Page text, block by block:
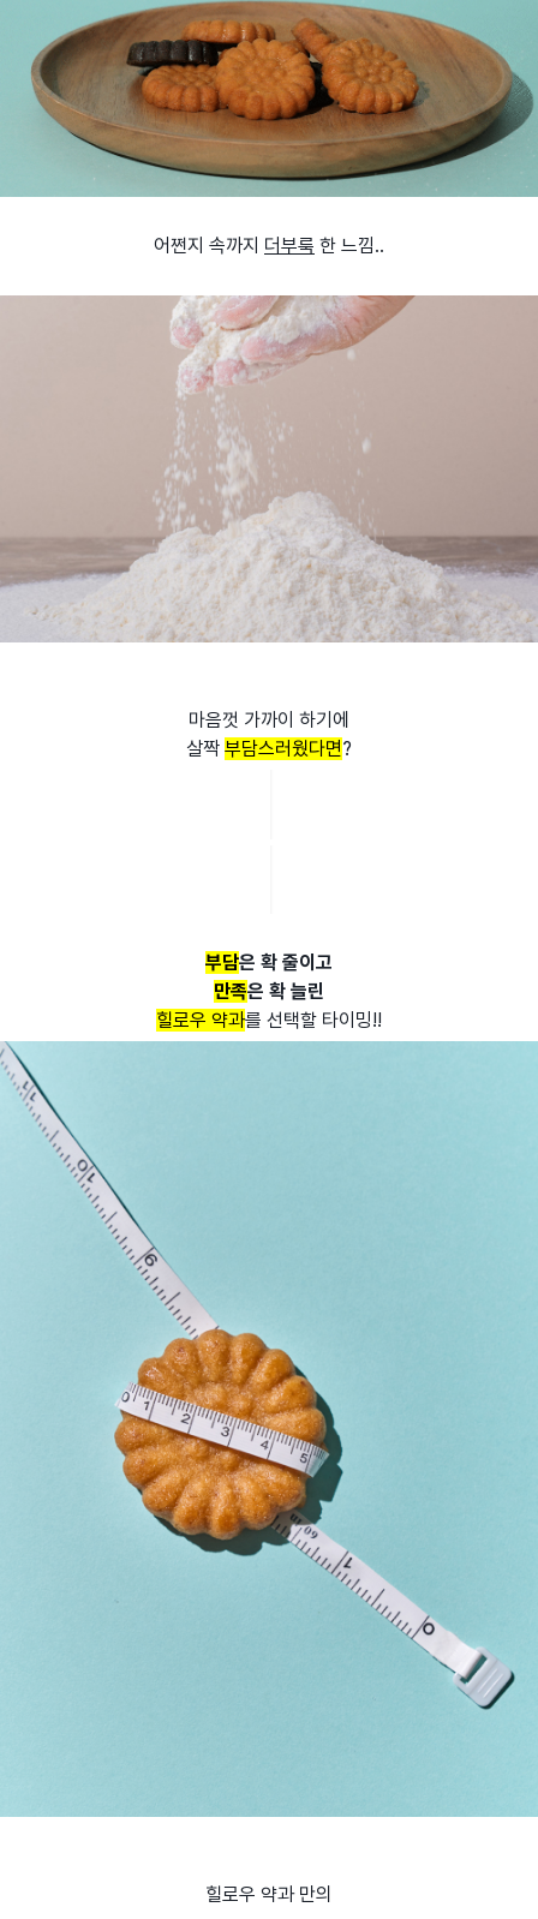
어쩐지 속까지 더부룩 한 느낌..
마음껏 가까이 하기에
살짝 부담스러웠다면?
부담은 확 줄이고
만족은 확 늘린
힐로우 약과를 선택할 타이밍!!
힐로우 약과 만의